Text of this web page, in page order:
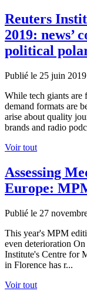
Reuters
2019: news’
political
Publié le 25 juin 2019
While tech giants are
demand formats are
arise about quality
brands and radio
Voir tout
Assessing
Europe:
Publié le 27
This year's MPM
even deterioration
Institute's Centre for
in Florence has r...
Voir tout